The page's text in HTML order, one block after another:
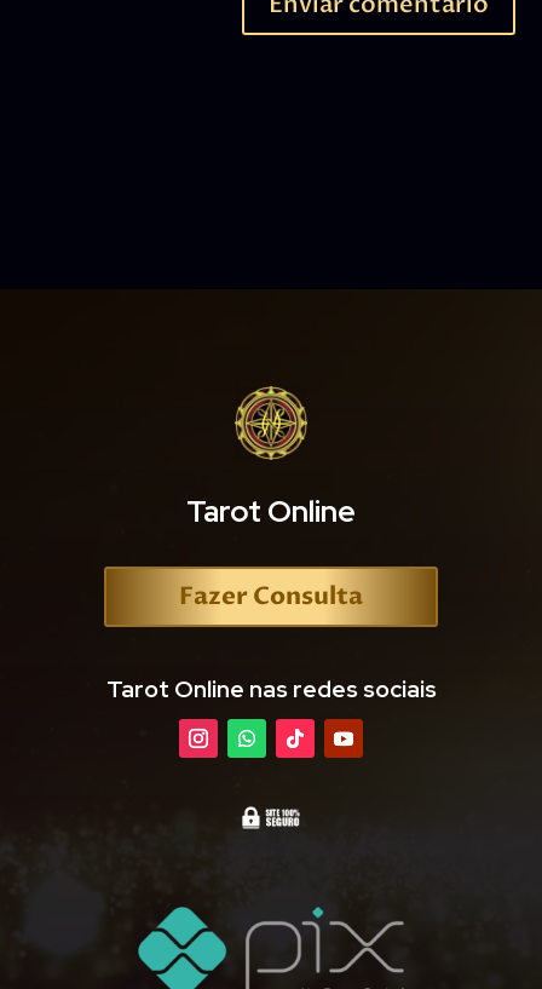
Tarot Online
Fazer Consulta
Tarot Online nas redes sociais